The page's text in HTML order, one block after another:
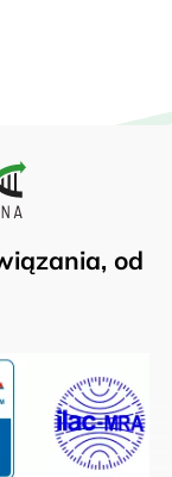
od